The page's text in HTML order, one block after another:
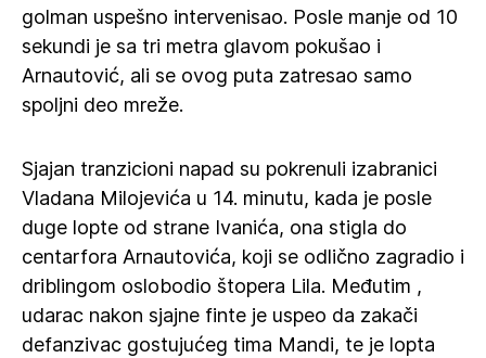
golman uspešno intervenisao. Posle manje od 10
sekundi je sa tri metra glavom pokušao i
Arnautović, ali se ovog puta zatresao samo
spoljni deo mreže.
Sjajan tranzicioni napad su pokrenuli izabranici
Vladana Milojevića u 14. minutu, kada je posle
duge lopte od strane Ivanića, ona stigla do
centarfora Arnautovića, koji se odlično zagradio i
driblingom oslobodio štopera Lila. Međutim ,
udarac nakon sjajne finte je uspeo da zakači
defanzivac gostujućeg tima Mandi, te je lopta